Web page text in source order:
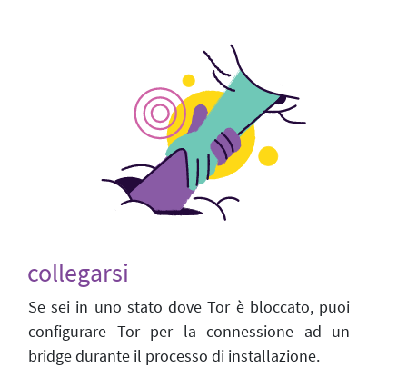
collegarsi
Se sei in uno stato dove Tor è bloccato, puoi
configurare Tor per la connessione ad un
bridge durante il processo di installazione.